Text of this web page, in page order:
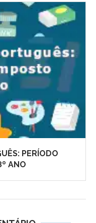
PERÍODO
ANO